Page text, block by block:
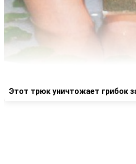
Этот трюк уничтожает грибок